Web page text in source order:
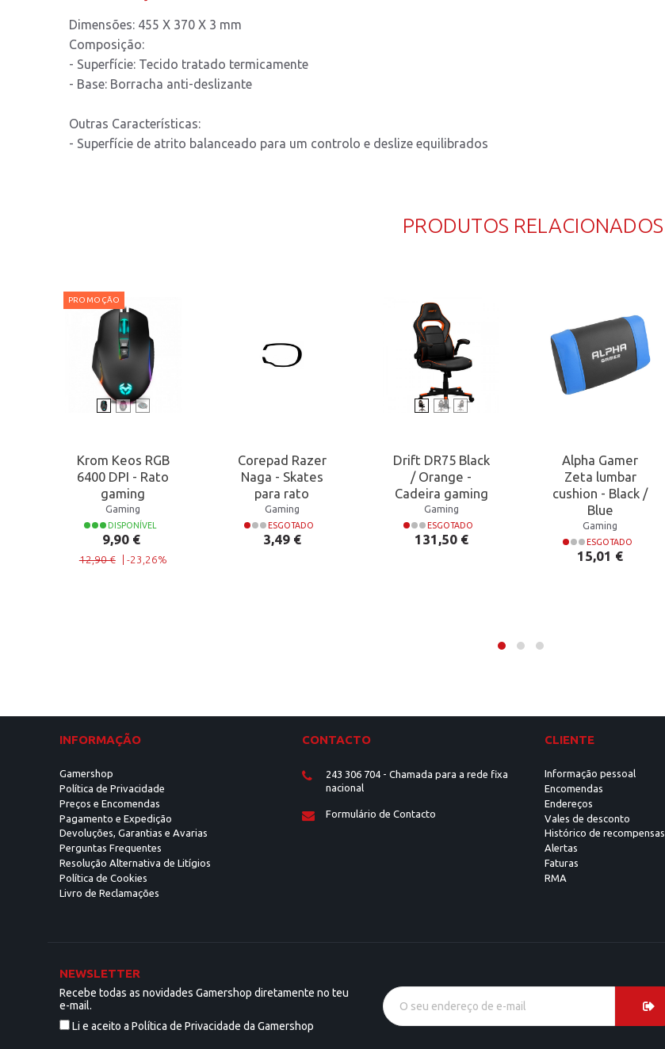
Dimensões: 455 X 370 X 3 mm
Composição:
- Superfície: Tecido tratado termicamente
- Base: Borracha anti-deslizante
Outras Características:
- Superfície de atrito balanceado para um controlo e deslize equilibrados
PRODUTOS RELACIONADOS
PROMOÇÃO
Krom Keos RGB
6400 DPI - Rato
gaming
Gaming
DISPONÍVEL
Preço normal
Preço9,90 €
12,90 € -23,26%
Corepad Razer
Naga - Skates
para rato
Gaming
ESGOTADO
Preço
3,49 €
Drift DR75 Black
/ Orange -
Cadeira gaming
Gaming
ESGOTADO
Preço
131,50 €
Alpha Gamer
Zeta lumbar
cushion - Black /
Blue
Gaming
ESGOTADO
Preço
15,01 €
INFORMAÇÃO
Gamershop
Política de Privacidade
Preços e Encomendas
Pagamento e Expedição
Devoluções, Garantias e Avarias
Perguntas Frequentes
Resolução Alternativa de Litígios
Política de Cookies
Livro de Reclamações
CONTACTO
243 306 704 - Chamada para a rede fixa
nacional
Formulário de Contacto
CLIENTE
Informação pessoal
Encomendas
Endereços
Vales de desconto
Histórico de recompensas
Alertas
Faturas
RMA
NEWSLETTER
Recebe todas as novidades Gamershop diretamente no teu
e-mail.
Li e aceito a Política de Privacidade da Gamershop